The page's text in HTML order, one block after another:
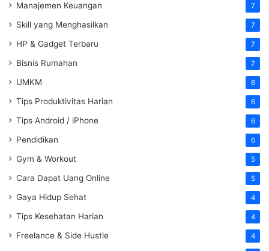
Manajemen Keuangan 7
Skill yang Menghasilkan 7
HP & Gadget Terbaru 7
Bisnis Rumahan 7
UMKM 6
Tips Produktivitas Harian 6
Tips Android / iPhone 6
Pendidikan 6
Gym & Workout 5
Cara Dapat Uang Online 5
Gaya Hidup Sehat 4
Tips Kesehatan Harian 4
Freelance & Side Hustle 4